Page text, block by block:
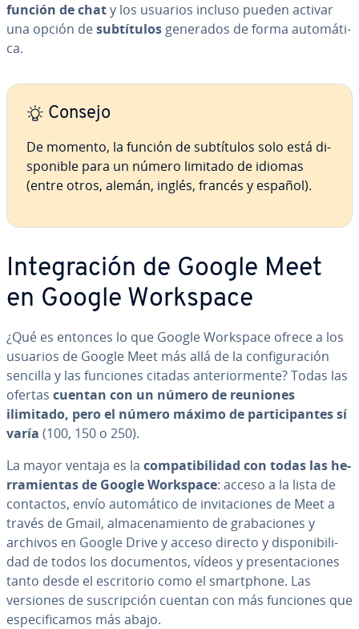
función de chaty los usuarios incluso pueden activar
una opción desu­b­tí­tu­los generados de forma au­to­má­ti­
ca.
Consejo
De momento, la función de su­b­tí­tu­los solo está di­
s­po­ni­ble para un número limitado de idiomas
(entre otros, alemán, inglés, francés y español).
In­te­gra­ción de Google Meet
en Google Workspace
¿Qué es entonces lo que Google Workspace ofrece a los
usuarios de Google Meet más allá de la co­n­fi­gu­ra­ción
sencilla y las funciones citadas an­te­rio­r­me­n­te? Todas las
ofertas cuentan con un número de reuniones
ilimitado, pero el número máximo de pa­r­ti­ci­pa­n­tes sí
varía (100, 150 o 250).
La mayor ventaja es la co­m­pa­ti­bi­li­dad con todas las he­
rra­mie­n­tas de Google Workspace: acceso a la lista de
contactos, envío au­to­má­ti­co de in­vi­ta­cio­nes de Meet a
través de Gmail, al­ma­ce­na­mie­n­to de gra­ba­cio­nes y
archivos en Google Drive y acceso directo y di­s­po­ni­bi­li­
dad de todos los do­cu­me­n­tos, vídeos y pre­se­n­ta­cio­nes
tanto desde el es­cri­to­rio como el sma­r­t­pho­ne. Las
versiones de su­s­cri­p­ción cuentan con más funciones que
es­pe­ci­fi­ca­mos más abajo.